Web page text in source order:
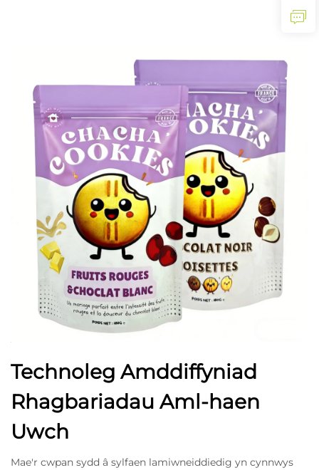
Technoleg Amddiffyniad
Rhagbariadau Aml-haen
Uwch
Mae'r cwpan sydd â sylfaen lamiwneiddiedig yn cynnwys